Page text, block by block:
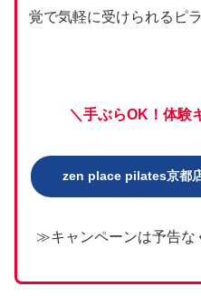
覚で気軽に受けられるピ
＼手ぶらOK！体験
zen place pilates京都
≫キャンペーンは予告な